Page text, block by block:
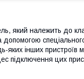
який належить до
інших пристроїв
підключення цих